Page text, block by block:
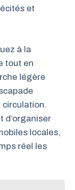
et
à la
tout en
légère
circulation.
d’organiser
locales,
réel les